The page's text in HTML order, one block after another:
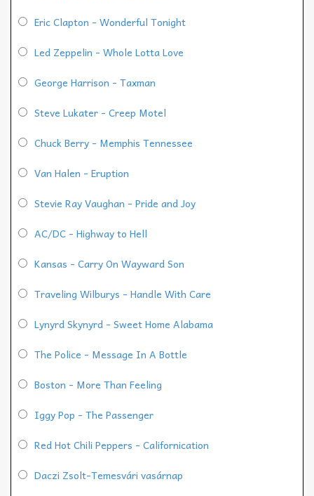
Eric Clapton - Wonderful Tonight
Led Zeppelin - Whole Lotta Love
George Harrison - Taxman
Steve Lukater - Creep Motel
Chuck Berry - Memphis Tennessee
Van Halen - Eruption
Stevie Ray Vaughan - Pride and Joy
AC/DC - Highway to Hell
Kansas - Carry On Wayward Son
Traveling Wilburys - Handle With Care
Lynyrd Skynyrd - Sweet Home Alabama
The Police - Message In A Bottle
Boston - More Than Feeling
Iggy Pop - The Passenger
Red Hot Chili Peppers - Californication
Daczi Zsolt-Temesvári vasárnap